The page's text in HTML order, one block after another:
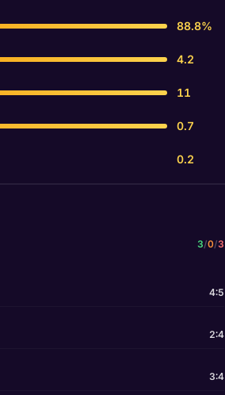
88.8%
4.2
11
0.7
0.2
3/0/3
4:5
2:4
3:4